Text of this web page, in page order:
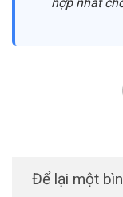
Để lại một